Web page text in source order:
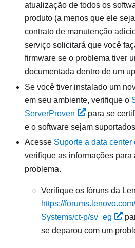
atualização de todos os
produto (a menos que ele
contrato de manutenção
serviço solicitará que você
firmware se o problema tiver
documentada dentro de um
Se você tiver instalado um
em seu ambiente, verifique o
ServerProven
para se
e o software sejam
Acesse Suporte a data center
verifique as informações para
problema.
Verifique os fóruns da
https://
Systems/ct-p/sv_eg
se deparou com um